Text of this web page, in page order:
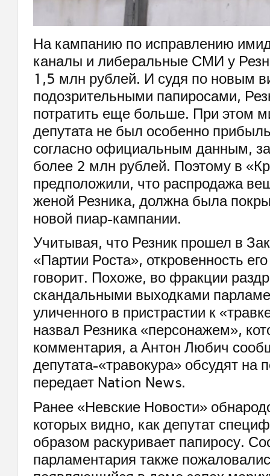
На кампанию по исправлению
каналы и либеральные СМИ у
1,5 млн рублей. И судя по новым
подозрительными папиросами,
потратить еще больше. При этом
депутата не был особенно
согласно официальным данным,
более 2 млн рублей. Поэтому в
предположили, что распродажа
женой Резника, должна была
новой пиар-кампании.
Учитывая, что Резник прошел в
«Партии Роста», откровенность
говорит. Похоже, во фракции
скандальными выходками
уличенного в пристрастии к
назвал Резника «персонажем»,
комментария, а Антон Любич
депутата-«травокура» обсудят на
передает Nation News.
Ранее «Невские Новости»
которых видно, как депутат
образом раскуривает папиросу.
парламентария также